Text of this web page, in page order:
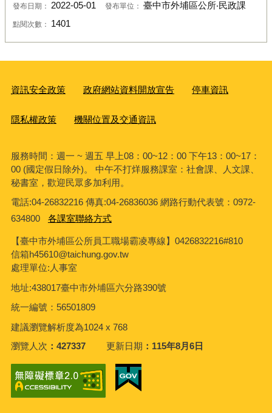
發布日期： 2022-05-01 發布單位： 臺中市外埔區公所‧民政課
點閱次數： 1401
資訊安全政策 政府網站資料開放宣告 停車資訊
隱私權政策 機關位置及交通資訊
服務時間：週一 ~ 週五 早上08：00~12：00 下午13：00~17：
00 (國定假日除外)。 中午不打烊服務課室：社會課、人文課、
秘書室，歡迎民眾多加利用。
電話:04-26832216 傳真:04-26836036 網路行動代表號：0972-
634800
各課室聯絡方式
【臺中市外埔區公所員工職場霸凌專線】0426832216#810
信箱h45610@taichung.gov.tw
處理單位:人事室
地址:438017臺中市外埔區六分路390號
統一編號：56501809
建議瀏覽解析度為1024 x 768
瀏覽人次
427337 更新日期 115年8月6日